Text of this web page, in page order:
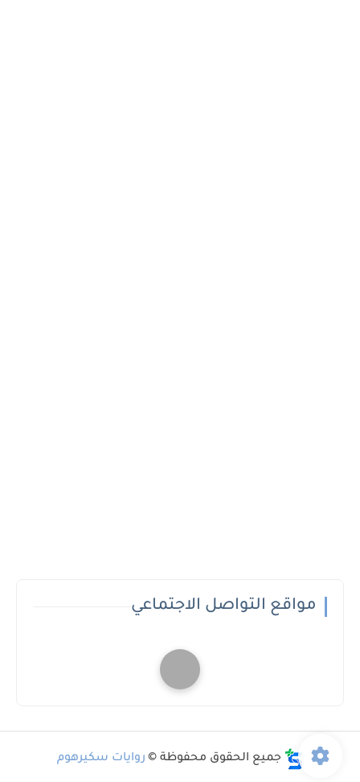
مواقع التواصل الاجتماعي
جميع الحقوق محفوظة © روايات سكيرهوم